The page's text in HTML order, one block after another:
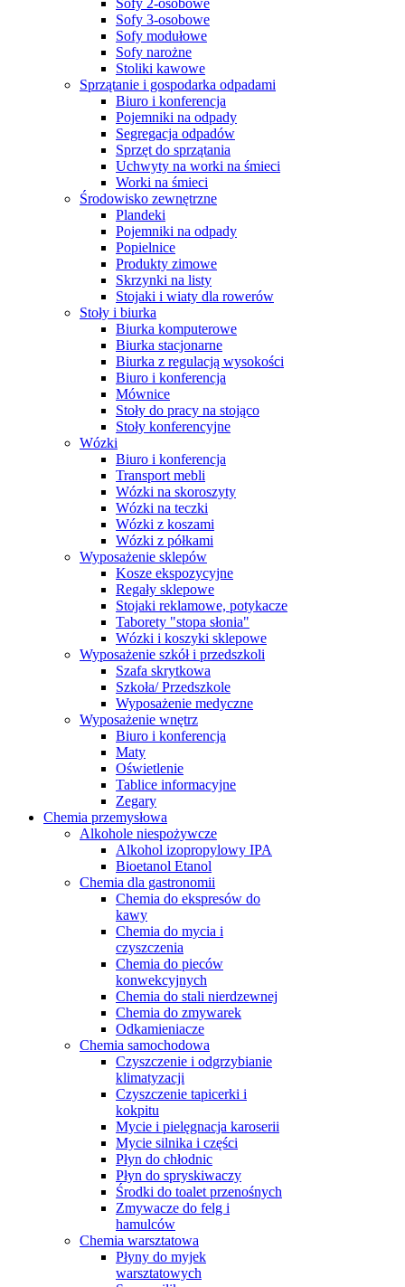
Sofy 3-osobowe
Sofy modułowe
Sofy narożne
Stoliki kawowe
Sprzątanie i gospodarka odpadami
Biuro i konferencja
Pojemniki na odpady
Segregacja odpadów
Sprzęt do sprzątania
Uchwyty na worki na śmieci
Worki na śmieci
Środowisko zewnętrzne
Plandeki
Pojemniki na odpady
Popielnice
Produkty zimowe
Skrzynki na listy
Stojaki i wiaty dla rowerów
Stoły i biurka
Biurka komputerowe
Biurka stacjonarne
Biurka z regulacją wysokości
Biuro i konferencja
Mównice
Stoły do pracy na stojąco
Stoły konferencyjne
Wózki
Biuro i konferencja
Transport mebli
Wózki na skoroszyty
Wózki na teczki
Wózki z koszami
Wózki z półkami
Wyposażenie sklepów
Kosze ekspozycyjne
Regały sklepowe
Stojaki reklamowe, potykacze
Taborety "stopa słonia"
Wózki i koszyki sklepowe
Wyposażenie szkół i przedszkoli
Szafa skrytkowa
Szkoła/ Przedszkole
Wyposażenie medyczne
Wyposażenie wnętrz
Biuro i konferencja
Maty
Oświetlenie
Tablice informacyjne
Zegary
Chemia przemysłowa
Alkohole niespożywcze
Alkohol izopropylowy IPA
Bioetanol Etanol
Chemia dla gastronomii
Chemia do ekspresów do
kawy
Chemia do mycia i
czyszczenia
Chemia do pieców
konwekcyjnych
Chemia do stali nierdzewnej
Chemia do zmywarek
Odkamieniacze
Chemia samochodowa
Czyszczenie i odgrzybianie
klimatyzacji
Czyszczenie tapicerki i
kokpitu
Mycie i pielęgnacja karoserii
Mycie silnika i części
Płyn do chłodnic
Płyn do spryskiwaczy
Środki do toalet przenośnych
Zmywacze do felg i
hamulców
Chemia warsztatowa
Płyny do myjek
warsztatowych